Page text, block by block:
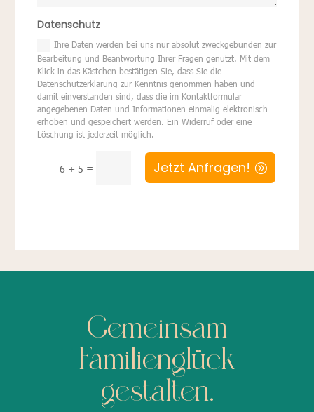
Datenschutz
Ihre Daten werden bei uns nur absolut zweckgebunden zur
Bearbeitung und Beantwortung Ihrer Fragen genutzt. Mit dem
Klick in das Kästchen bestätigen Sie, dass Sie die
Datenschutzerklärung zur Kenntnis genommen haben und
damit einverstanden sind, dass die im Kontaktformular
angegebenen Daten und Informationen einmalig elektronisch
erhoben und gespeichert werden. Ein Widerruf oder eine
Löschung ist jederzeit möglich.
6 + 5 = Jetzt Anfragen!
Gemeinsam
Familienglück
gestalten.